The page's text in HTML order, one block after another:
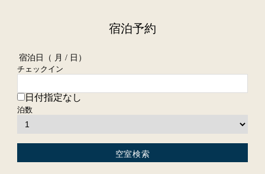
宿泊予約
宿泊日（ 月 / 日）
チェックイン
日付指定なし
泊数